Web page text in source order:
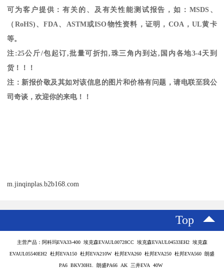
可为客户提供：有关的、及有关性能测试报告，如： MSDS 、
（ RoHS) 、FDA、 ASTM或ISO物性资料，证明， COA，UL黄卡
等。
注 :25公斤/包起订,批量可折扣, 珠三角内到达, 国内各地3-4天到
货！！！
注：新报价敬及其如对该信息的图片和价格有问题，请电联至我公
司奇谈，欢迎你的来电！！
m.jinqinplas.b2b168.com
Top
主营产品：阿科玛EVA33-400 埃克森EVAUL00728CC 埃克森EVAUL04533EH2 埃克森
EVAUL05540EH2 杜邦EVA150 杜邦EVA210W 杜邦EVA260 杜邦EVA250 杜邦EVA560 朗盛
PA6 BKV30H1. 朗盛PA66 AK 三井EVA 40W